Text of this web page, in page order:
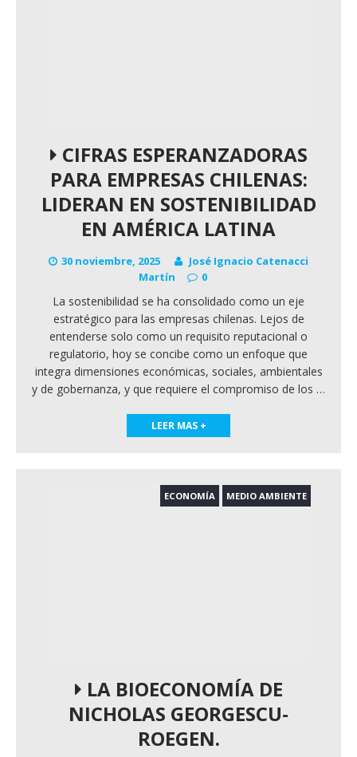
CIFRAS ESPERANZADORAS
PARA EMPRESAS CHILENAS:
LIDERAN EN SOSTENIBILIDAD
EN AMÉRICA LATINA
30 noviembre, 2025
José Ignacio Catenacci
Martín
0
La sostenibilidad se ha consolidado como un eje
estratégico para las empresas chilenas. Lejos de
entenderse solo como un requisito reputacional o
regulatorio, hoy se concibe como un enfoque que
integra dimensiones económicas, sociales, ambientales
y de gobernanza, y que requiere el compromiso de los …
LEER MAS +
ECONOMÍA MEDIO AMBIENTE
LA BIOECONOMÍA DE
NICHOLAS GEORGESCU-
ROEGEN.